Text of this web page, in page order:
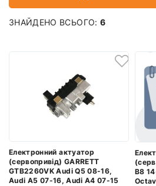
ЗНАЙДЕНО ВСЬОГО: 6
Електронний актуатор
(сервопривід) GARRETT
GTB2260VK Audi Q5 08-16,
Audi A5 07-16, Audi A4 07-15
B8